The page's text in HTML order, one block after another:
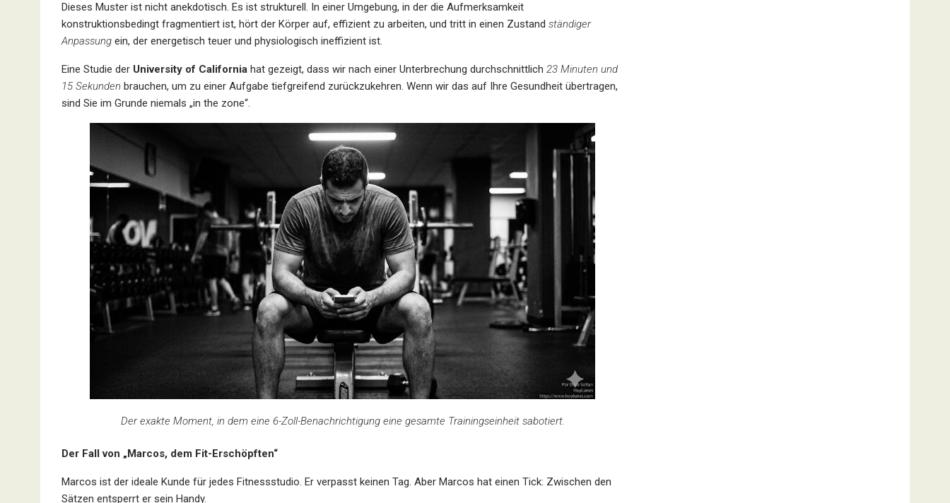
Dieses Muster ist nicht anekdotisch. Es ist strukturell. In einer Umgebung, in der die Aufmerksamkeit
konstruktionsbedingt fragmentiert ist, hört der Körper auf, effizient zu arbeiten, und tritt in einen Zustand ständiger
Anpassung ein, der energetisch teuer und physiologisch ineffizient ist.
Eine Studie der University of California hat gezeigt, dass wir nach einer Unterbrechung durchschnittlich 23 Minuten und
15 Sekunden brauchen, um zu einer Aufgabe tiefgreifend zurückzukehren. Wenn wir das auf Ihre Gesundheit übertragen,
sind Sie im Grunde niemals „in the zone“.
Der exakte Moment, in dem eine 6-Zoll-Benachrichtigung eine gesamte Trainingseinheit sabotiert.
Der Fall von „Marcos, dem Fit-Erschöpften“
Marcos ist der ideale Kunde für jedes Fitnessstudio. Er verpasst keinen Tag. Aber Marcos hat einen Tick: Zwischen den
Sätzen entsperrt er sein Handy.